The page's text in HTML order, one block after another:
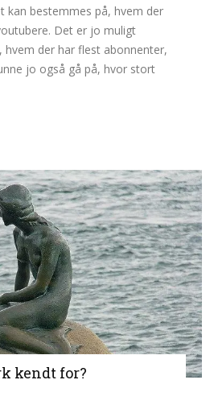
kan bestemmes på, hvem der
Det er jo muligt
der har flest abonnenter,
jo også gå på, hvor stort
kendt for?